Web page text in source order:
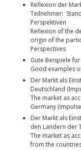
Reflexion der
Teilnehmer:
Perspektiven
Reflexion of the
origin of the
Perspectives
Gute Beispiele
Good examples
Der Markt als
Deutschland
The market as
Germany
Der Markt als
den Ländern der
The market as
from the